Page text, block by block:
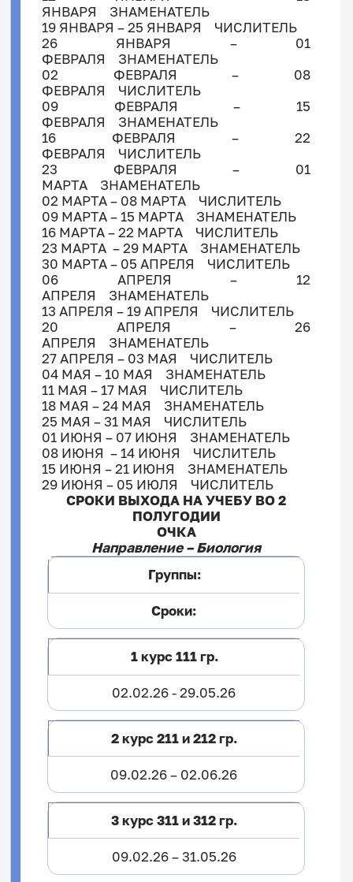
1 курс:110130
2 курс: 210 230
ЯНВАРЯ ЗНАМЕНАТЕЛЬ
19 ЯНВАРЯ – 25 ЯНВАРЯ ЧИСЛИТЕЛЬ
26 ЯНВАРЯ – 01
ФЕВРАЛЯ ЗНАМЕНАТЕЛЬ
02 ФЕВРАЛЯ – 08
ФЕВРАЛЯ ЧИСЛИТЕЛЬ
09 ФЕВРАЛЯ – 15
ФЕВРАЛЯ ЗНАМЕНАТЕЛЬ
16 ФЕВРАЛЯ – 22
ФЕВРАЛЯ ЧИСЛИТЕЛЬ
23 ФЕВРАЛЯ – 01
МАРТА ЗНАМЕНАТЕЛЬ
02 МАРТА – 08 МАРТА ЧИСЛИТЕЛЬ
09 МАРТА – 15 МАРТА ЗНАМЕНАТЕЛЬ
16 МАРТА – 22 МАРТА ЧИСЛИТЕЛЬ
23 МАРТА – 29 МАРТА ЗНАМЕНАТЕЛЬ
30 МАРТА – 05 АПРЕЛЯ ЧИСЛИТЕЛЬ
06 АПРЕЛЯ – 12
АПРЕЛЯ ЗНАМЕНАТЕЛЬ
13 АПРЕЛЯ – 19 АПРЕЛЯ ЧИСЛИТЕЛЬ
20 АПРЕЛЯ – 26
АПРЕЛЯ ЗНАМЕНАТЕЛЬ
27 АПРЕЛЯ – 03 МАЯ ЧИСЛИТЕЛЬ
04 МАЯ – 10 МАЯ ЗНАМЕНАТЕЛЬ
11 МАЯ – 17 МАЯ ЧИСЛИТЕЛЬ
18 МАЯ – 24 МАЯ ЗНАМЕНАТЕЛЬ
25 МАЯ – 31 МАЯ ЧИСЛИТЕЛЬ
01 ИЮНЯ – 07 ИЮНЯ ЗНАМЕНАТЕЛЬ
08 ИЮНЯ – 14 ИЮНЯ ЧИСЛИТЕЛЬ
15 ИЮНЯ – 21 ИЮНЯ ЗНАМЕНАТЕЛЬ
29 ИЮНЯ – 05 ИЮЛЯ ЧИСЛИТЕЛЬ
СРОКИ ВЫХОДА НА УЧЕБУ ВО 2
ПОЛУГОДИИ
ОЧКА
Направление – Биология
Группы:
Сроки:
1 курс 111 гр.
02.02.26 - 29.05.26
2 курс 211 и 212 гр.
09.02.26 – 02.06.26
3 курс 311 и 312 гр.
09.02.26 – 31.05.26